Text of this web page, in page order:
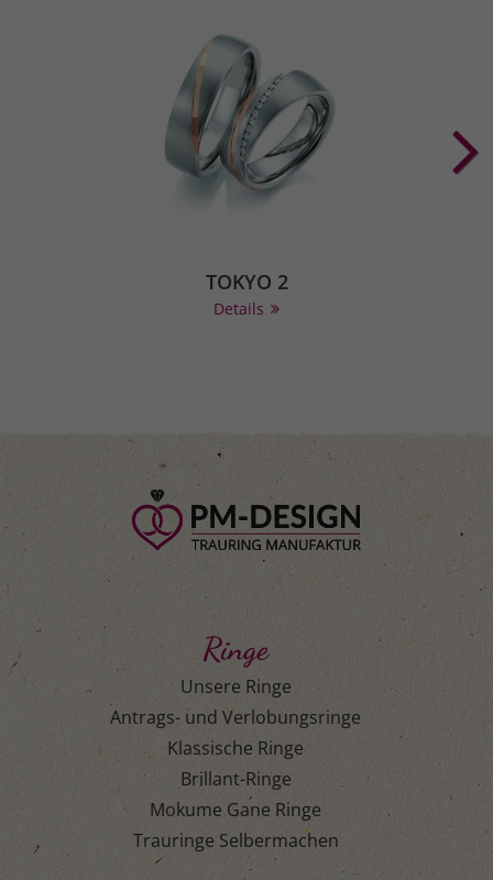
TOKYO 2
Details
Ringe
Unsere Ringe
Antrags- und Verlobungsringe
Klassische Ringe
Brillant-Ringe
Mokume Gane Ringe
Trauringe Selbermachen